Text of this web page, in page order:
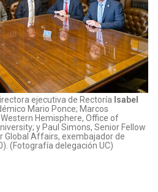
ejecutiva de Rectoría Isabel
Mario Ponce; Marcos
Hemisphere, Office of
y Paul Simons, Senior Fellow
Global Affairs, exembajador de
(Fotografía delegación UC)